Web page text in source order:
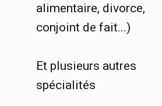
alimentaire, divorce,
conjoint de fait...)
Et plusieurs autres
spécialités